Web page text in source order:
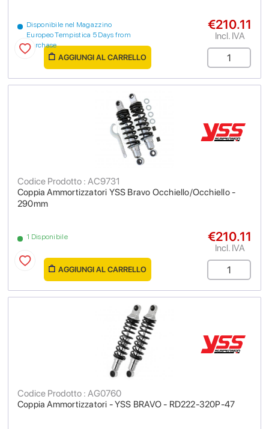
Disponibile nel Magazzino
Europeo Tempistica 5 Days from
purchase
€210.11
Incl. IVA
AGGIUNGI AL CARRELLO
Coppia Ammortizzatori YSS Bravo Occhiello/Occhiello -
290mm
Codice Prodotto : AC9731
1 Disponibile €210.11
Incl. IVA
AGGIUNGI AL CARRELLO
Coppia Ammortizzatori - YSS BRAVO - RD222-320P-47
Codice Prodotto : AG0760